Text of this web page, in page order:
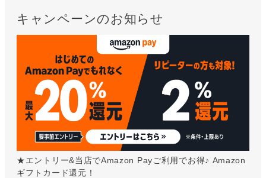
キャンペーンのお知らせ
★エントリー&当店でAmazon Payご利用でお得♪ Amazon
ギフトカード還元！